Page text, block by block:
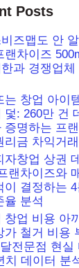
Posts
즈맵도 안
랜차이즈
과 경쟁업체
는 창업 아이
덫: 260만 건
증명하는 프
리금 차익거래
자창업 상권
랜차이즈와
이 결정하는 4
율 분석
창업 비용 아
가 철거 비용
전문점 현실
치 데이터 분